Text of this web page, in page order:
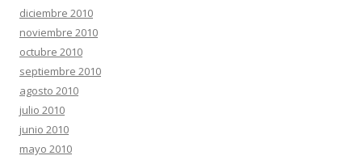
diciembre 2010
noviembre 2010
octubre 2010
septiembre 2010
agosto 2010
julio 2010
junio 2010
mayo 2010